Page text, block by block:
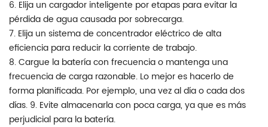
6. Elija un cargador inteligente por etapas para evitar la
pérdida de agua causada por sobrecarga.
7. Elija un sistema de concentrador eléctrico de alta
eficiencia para reducir la corriente de trabajo.
8. Cargue la batería con frecuencia o mantenga una
frecuencia de carga razonable. Lo mejor es hacerlo de
forma planificada. Por ejemplo, una vez al día o cada dos
días. 9. Evite almacenarla con poca carga, ya que es más
perjudicial para la batería.